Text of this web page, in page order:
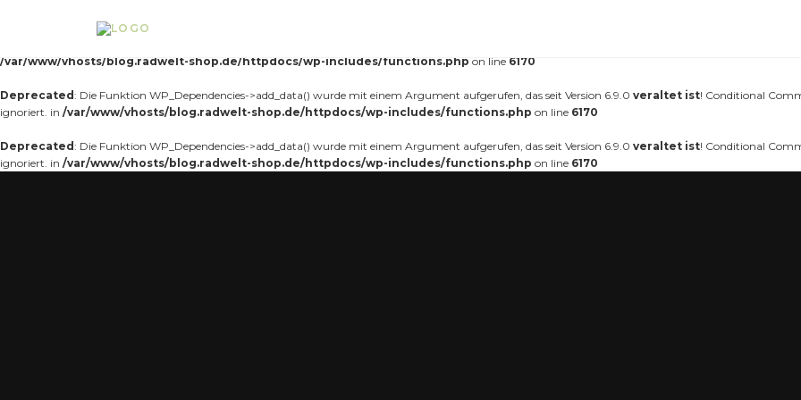
: Die Funktion _load_textdomain_just_in_time wurde
wurde
/var/www/vhosts/blog.radwelt-shop.de/httpdocs/wp-includes/functions.php on line 6170
Deprecated : Die Funktion WP_Dependencies->add_data() wurde mit einem Argument aufgerufen, das seit Version 6.9.0 veraltet ist! Conditional
ignoriert. in /var/www/vhosts/blog.radwelt-shop.de/httpdocs/wp-includes/functions.php on line 6170
Deprecated : Die Funktion WP_Dependencies->add_data() wurde mit einem Argument aufgerufen, das seit Version 6.9.0 veraltet ist! Conditional
ignoriert. in /var/www/vhosts/blog.radwelt-shop.de/httpdocs/wp-includes/functions.php on line 6170